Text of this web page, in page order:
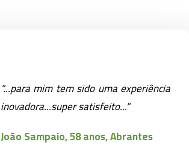
"...para mim tem sido uma experiência
inovadora...super satisfeito..."
João Sampaio, 58 anos, Abrantes